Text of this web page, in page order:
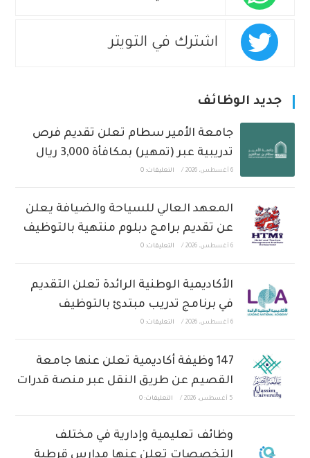
اشترك في التويتر
جديد الوظائف
جامعة الأمير سطام تعلن تقديم فرص
تدريبية عبر (تمهير) بمكافأة 3,000 ريال
6 أغسطس، 2026 / التعليقات: 0
المعهد العالي للسياحة والضيافة يعلن
عن تقديم برامج دبلوم منتهية بالتوظيف
6 أغسطس، 2026 / التعليقات: 0
الأكاديمية الوطنية الرائدة تعلن التقديم
في برنامج تدريب مبتدئ بالتوظيف
6 أغسطس، 2026 / التعليقات: 0
147 وظيفة أكاديمية تعلن عنها جامعة
القصيم عن طريق النقل عبر منصة قدرات
5 أغسطس، 2026 / التعليقات: 0
وظائف تعليمية وإدارية في مختلف
التخصصات تعلن عنها مدارس قرطبة